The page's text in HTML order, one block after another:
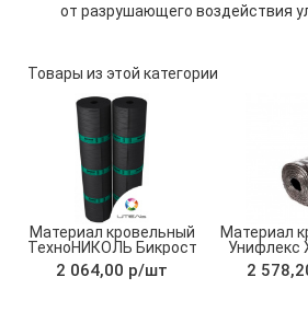
от разрушающего воздействия
Товары из этой категории
Материал кровельный
ТехноНИКОЛЬ Бикрост
ТКП сланец серый 10
м2
2 064,00 р/шт
Материал
Унифлекс
2